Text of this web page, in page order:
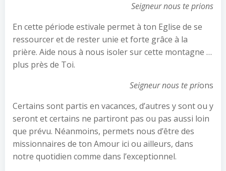
Seigneur nous te prions
En cette période estivale permet à ton Eglise de se
ressourcer et de rester unie et forte grâce à la
prière. Aide nous à nous isoler sur cette montagne …
plus près de Toi.
Seigneur nous te prions
Certains sont partis en vacances, d’autres y sont ou y
seront et certains ne partiront pas ou pas aussi loin
que prévu. Néanmoins, permets nous d’être des
missionnaires de ton Amour ici ou ailleurs, dans
notre quotidien comme dans l’exceptionnel.